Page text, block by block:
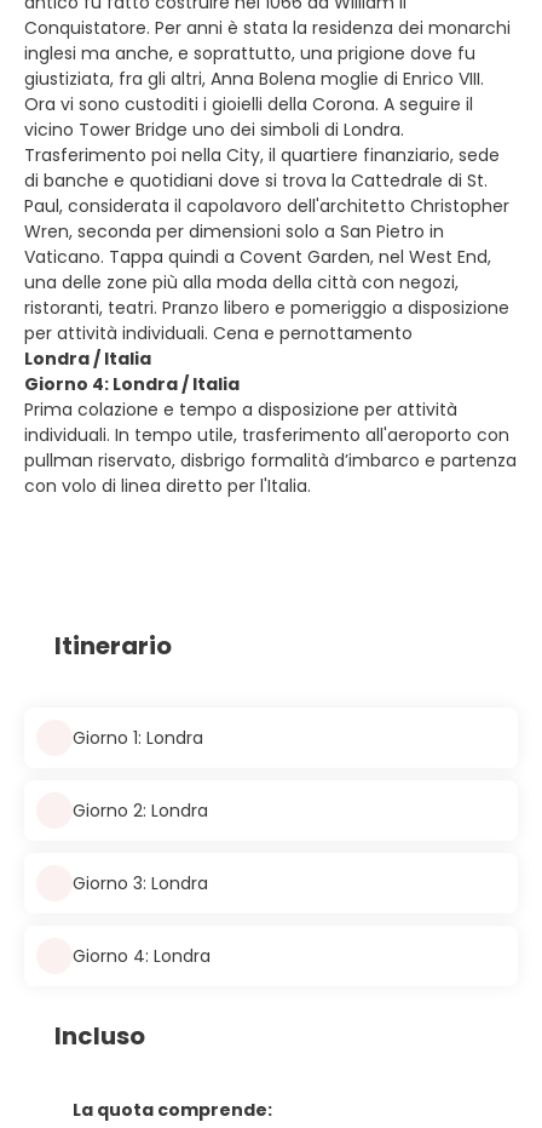
Conquistatore. Per anni è stata la residenza dei monarchi
inglesi ma anche, e soprattutto, una prigione dove fu
giustiziata, fra gli altri, Anna Bolena moglie di Enrico VIII.
Ora vi sono custoditi i gioielli della Corona. A seguire il
vicino Tower Bridge uno dei simboli di Londra.
Trasferimento poi nella City, il quartiere finanziario, sede
di banche e quotidiani dove si trova la Cattedrale di St.
Paul, considerata il capolavoro dell'architetto Christopher
Wren, seconda per dimensioni solo a San Pietro in
Vaticano. Tappa quindi a Covent Garden, nel West End,
una delle zone più alla moda della città con negozi,
ristoranti, teatri. Pranzo libero e pomeriggio a disposizione
per attività individuali. Cena e pernottamento
Londra / Italia
Giorno 4: Londra / Italia
Prima colazione e tempo a disposizione per attività
individuali. In tempo utile, trasferimento all'aeroporto con
pullman riservato, disbrigo formalità d’imbarco e partenza
con volo di linea diretto per l'Italia.
Itinerario
Giorno 1: Londra
Giorno 2: Londra
Giorno 3: Londra
Giorno 4: Londra
Incluso
La quota comprende: